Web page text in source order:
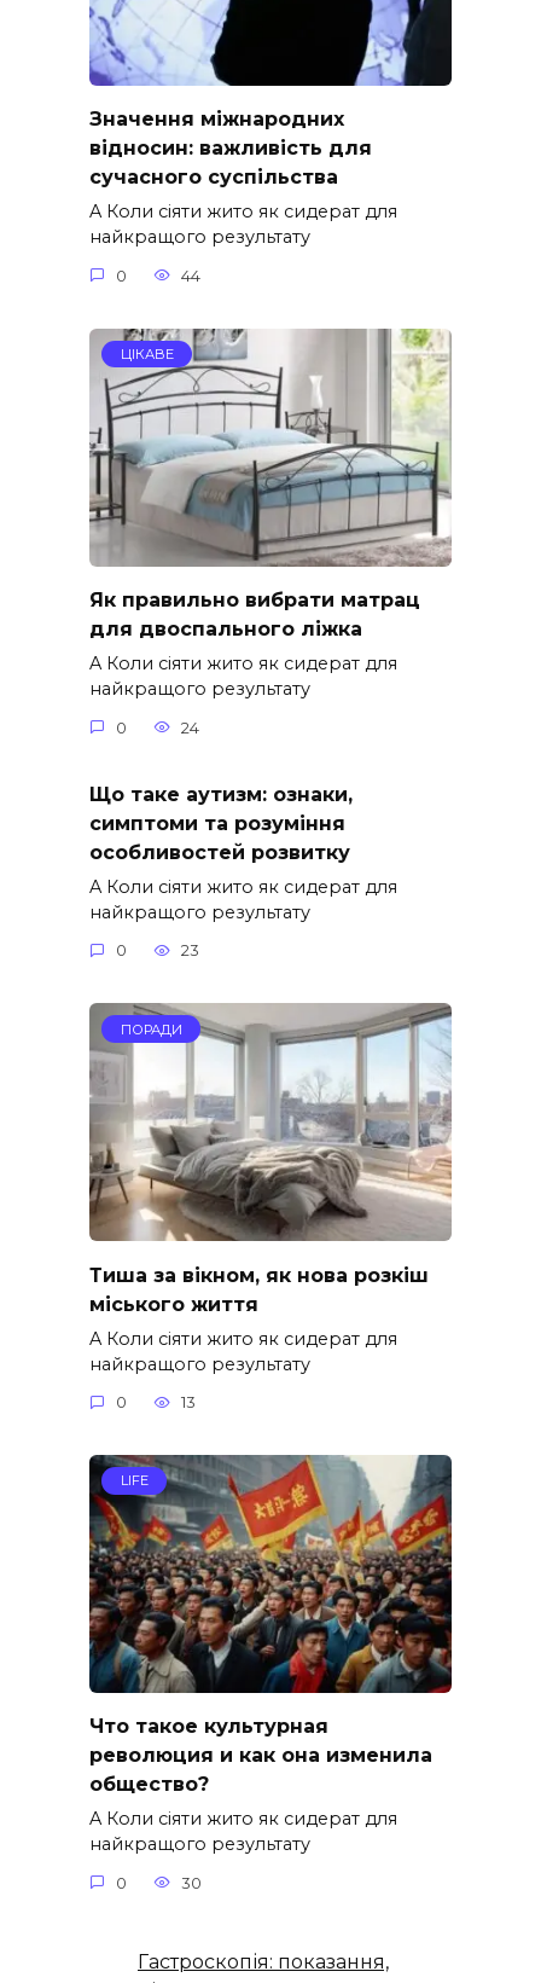
Значення міжнародних
відносин: важливість для
сучасного суспільства
A Коли сіяти жито як сидерат для
найкращого результату
0 44
ЦІКАВЕ
Як правильно вибрати матрац
для двоспального ліжка
A Коли сіяти жито як сидерат для
найкращого результату
0 24
Що таке аутизм: ознаки,
симптоми та розуміння
особливостей розвитку
A Коли сіяти жито як сидерат для
найкращого результату
0 23
ПОРАДИ
Тиша за вікном, як нова розкіш
міського життя
A Коли сіяти жито як сидерат для
найкращого результату
0 13
LIFE
Что такое культурная
революция и как она изменила
общество?
A Коли сіяти жито як сидерат для
найкращого результату
0 30
Гастроскопія: показання,